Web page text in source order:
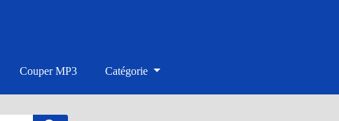
Couper MP3 Catégorie